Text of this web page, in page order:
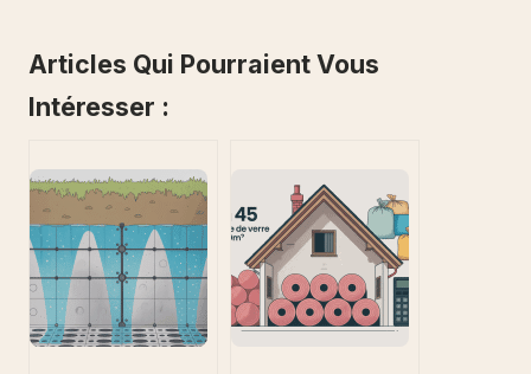
Articles Qui Pourraient Vous
Intéresser :